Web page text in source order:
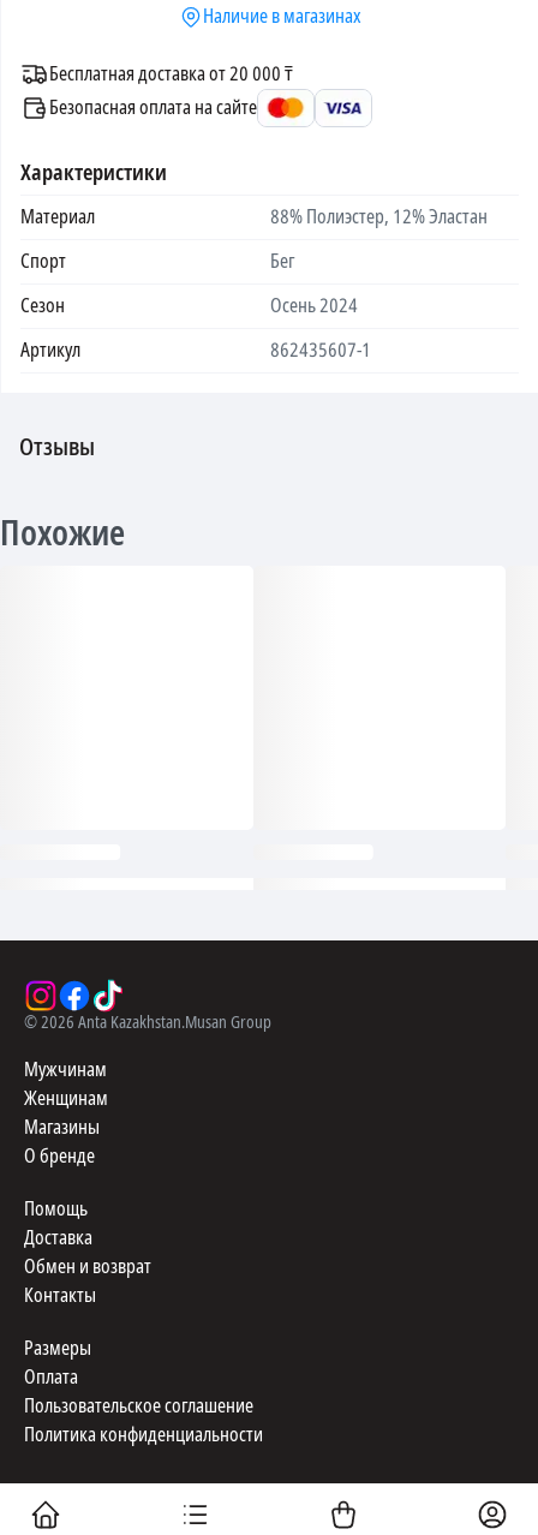
Наличие в магазинах
Бесплатная доставка от 20 000 ₸
Безопасная оплата на сайте
Характеристики
Материал
88% Полиэстер, 12% Эластан
Спорт
Бег
Сезон
Осень 2024
Артикул
862435607-1
Отзывы
Похожие
©2026 Anta Kazakhstan.Musan Group
Мужчинам
Женщинам
Магазины
О бренде
Помощь
Доставка
Обмен и возврат
Контакты
Размеры
Оплата
Пользовательское соглашение
Политика конфиденциальности